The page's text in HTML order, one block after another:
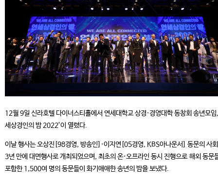
12월 9일 신라호텔 다이너스티홀에서 연세대학교 상경·경영대학 동창회 송년모임
세상경인의 밤 2022’이 열렸다.
이날 행사는 오상진[98경영, 방송인]·이지연[05경영, KBS아나운서] 동문의 사
3년 만에 대면행사로 개최되었으며, 최초의 온·오프라인 동시 진행으로 해외 동문
포함한 1,500여 명의 동문들이 화기애애한 송년의 밤을 보냈다.